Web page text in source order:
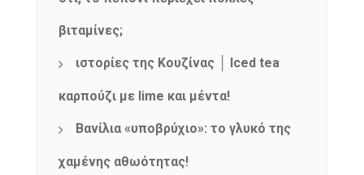
βιταμίνες;
ιστορίες της Κουζίνας │ Iced tea
καρπούζι με lime και μέντα!
Βανίλια «υποβρύχιο»: το γλυκό της
χαμένης αθωότητας!